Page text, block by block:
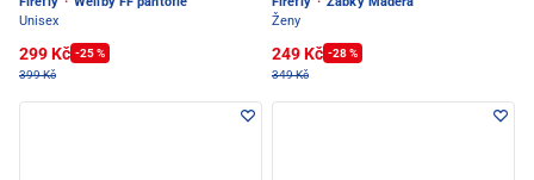
Unisex
299 Kč -25 %
399 Kč
Ženy
249 Kč -28 %
349 Kč